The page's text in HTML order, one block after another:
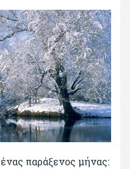
παράξενος μήνας: